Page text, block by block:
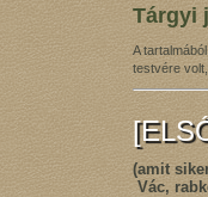
Tárgyi
A
testvére
(amit
Vác,